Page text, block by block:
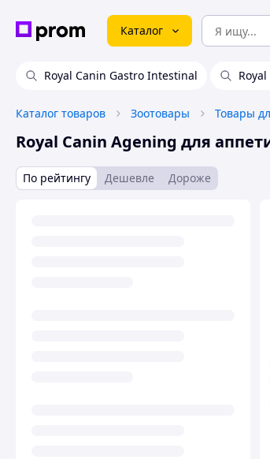
Каталог
Royal Canin Gastro Intestinal
Каталог товаров Зоотовары
Royal Canin Agening для
По рейтингу Дешевле Дороже